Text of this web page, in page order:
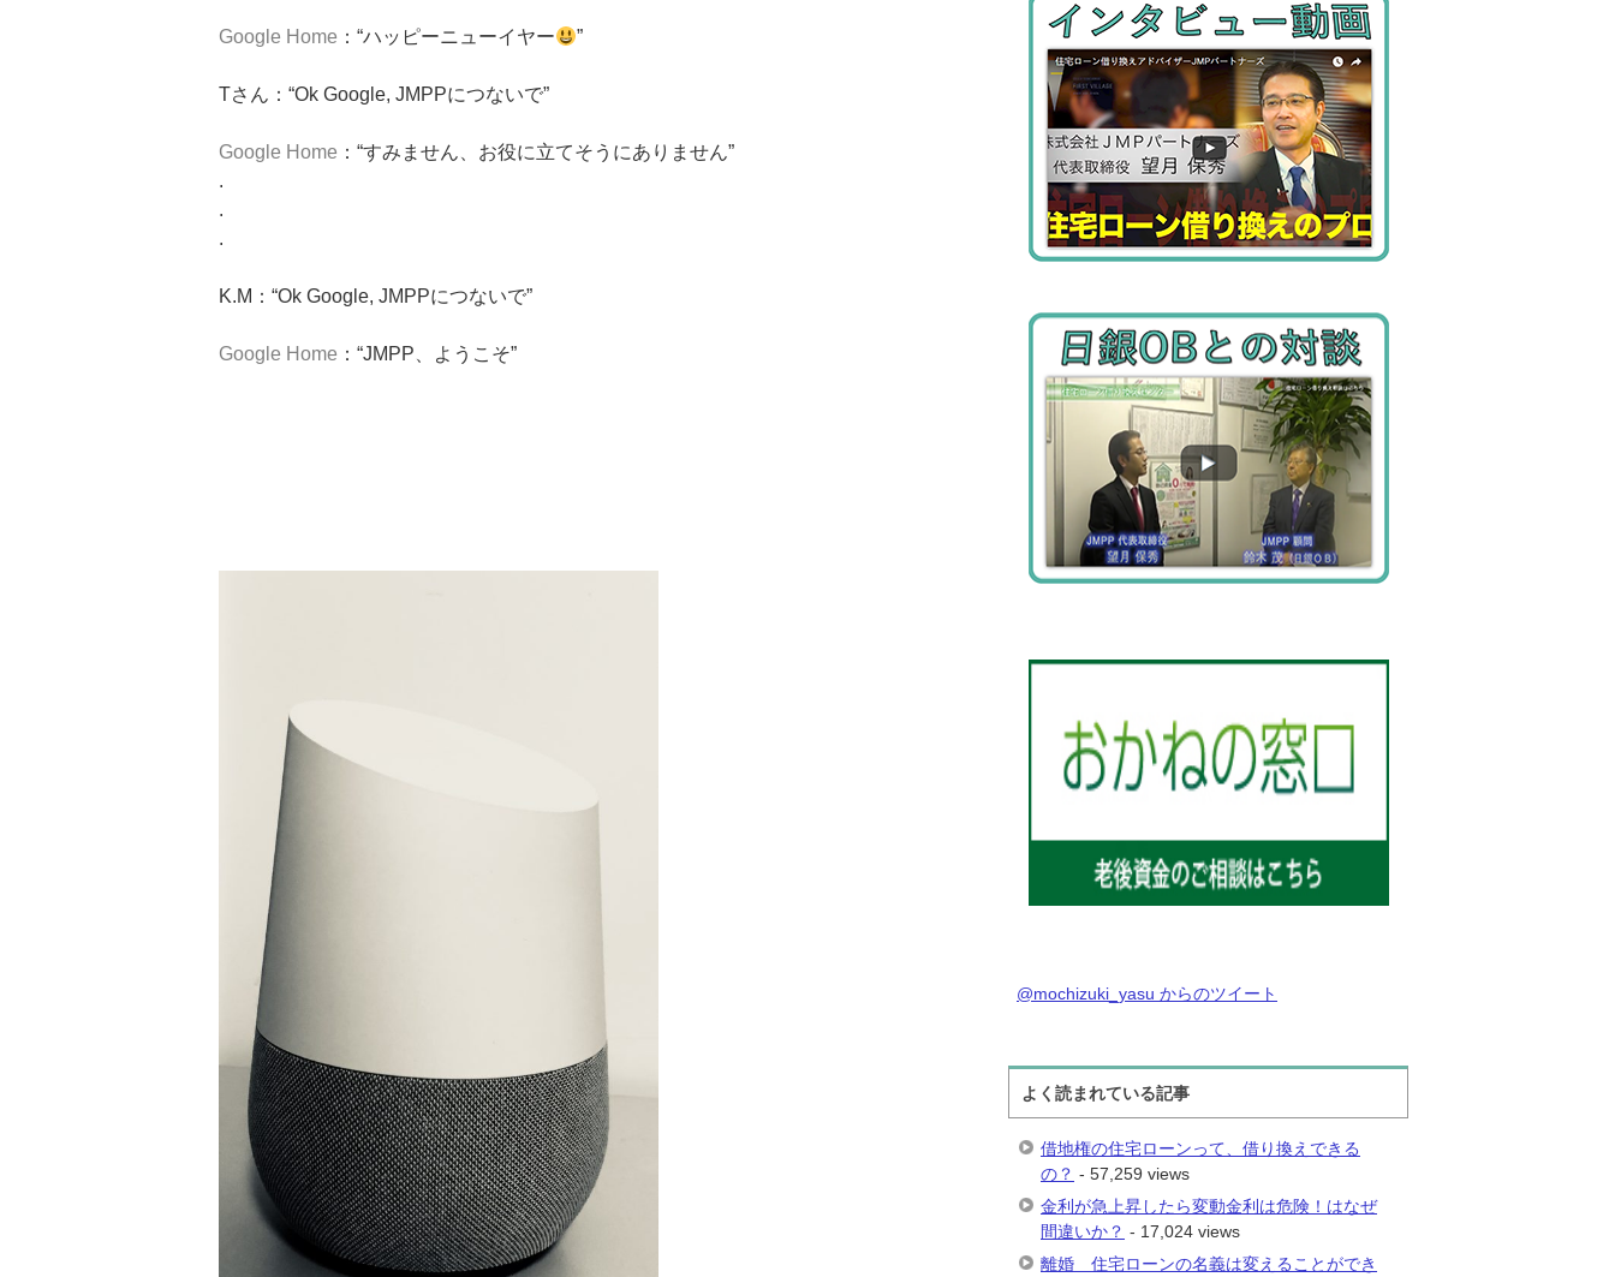
Google Home ：“ハッピーニューイヤー ”
Tさん：“Ok Google, JMPPにつないで”
Google Home ：“すみません、お役に立てそうにありません”
.
.
.
K.M：“Ok Google, JMPPにつないで”
Google Home ：“JMPP、ようこそ”
@mochizuki_yasu からのツイート
よく読まれている記事
借地権の住宅ローンって、借り換えできる
の？ - 57,259 views
金利が急上昇したら変動金利は危険！はなぜ
間違いか？ - 17,024 views
離婚 住宅ローンの名義は変えることができ